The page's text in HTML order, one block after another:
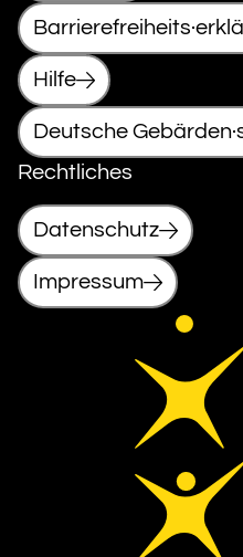
Hilfe
Deutsche
Rechtliches
Datenschutz
Impressum